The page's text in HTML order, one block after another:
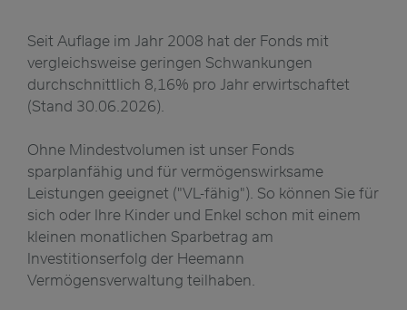
Seit Auflage im Jahr 2008 hat der Fonds mit
vergleichsweise geringen Schwankungen
durchschnittlich 8,16% pro Jahr erwirtschaftet
(Stand 30.06.2026).
Ohne Mindestvolumen ist unser Fonds
sparplanfähig und für vermögenswirksame
Leistungen geeignet ("VL-fähig"). So können Sie für
sich oder Ihre Kinder und Enkel schon mit einem
kleinen monatlichen Sparbetrag am
Investitionserfolg der Heemann
Vermögensverwaltung teilhaben.